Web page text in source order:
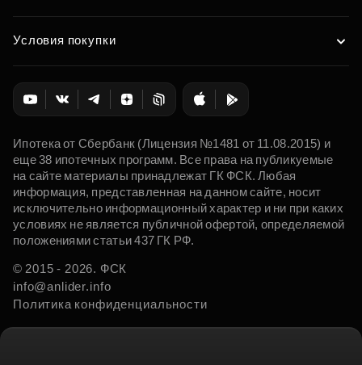
Условия покупки
Ипотека от Сбербанк (Лицензия №1481 от 11.08.2015) и
еще 38 ипотечных программ. Все права на публикуемые
на сайте материалы принадлежат ГК ФСК. Любая
информация, представленная на данном сайте, носит
исключительно информационный характер и ни при каких
условиях не является публичной офертой, определяемой
положениями статьи 437 ГК РФ.
© 2015 - 2026. ФСК
info@anlider.info
Политика конфиденциальности